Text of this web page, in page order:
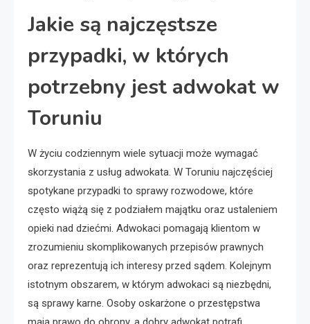
Jakie są najczęstsze
przypadki, w których
potrzebny jest adwokat w
Toruniu
W życiu codziennym wiele sytuacji może wymagać
skorzystania z usług adwokata. W Toruniu najczęściej
spotykane przypadki to sprawy rozwodowe, które
często wiążą się z podziałem majątku oraz ustaleniem
opieki nad dziećmi. Adwokaci pomagają klientom w
zrozumieniu skomplikowanych przepisów prawnych
oraz reprezentują ich interesy przed sądem. Kolejnym
istotnym obszarem, w którym adwokaci są niezbędni,
są sprawy karne. Osoby oskarżone o przestępstwa